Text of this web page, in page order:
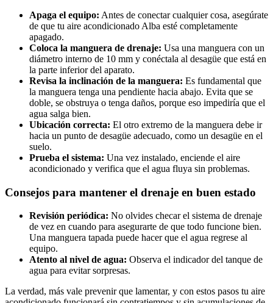
Apaga el equipo: Antes de conectar cualquier cosa, asegúrate
de que tu aire acondicionado Alba esté completamente
apagado.
Coloca la manguera de drenaje: Usa una manguera con un
diámetro interno de 10 mm y conéctala al desagüe que está en
la parte inferior del aparato.
Revisa la inclinación de la manguera: Es fundamental que
la manguera tenga una pendiente hacia abajo. Evita que se
doble, se obstruya o tenga daños, porque eso impediría que el
agua salga bien.
Ubicación correcta: El otro extremo de la manguera debe ir
hacia un punto de desagüe adecuado, como un desagüe en el
suelo.
Prueba el sistema: Una vez instalado, enciende el aire
acondicionado y verifica que el agua fluya sin problemas.
Consejos para mantener el drenaje en buen estado
Revisión periódica: No olvides checar el sistema de drenaje
de vez en cuando para asegurarte de que todo funcione bien.
Una manguera tapada puede hacer que el agua regrese al
equipo.
Atento al nivel de agua: Observa el indicador del tanque de
agua para evitar sorpresas.
La verdad, más vale prevenir que lamentar, y con estos pasos tu aire